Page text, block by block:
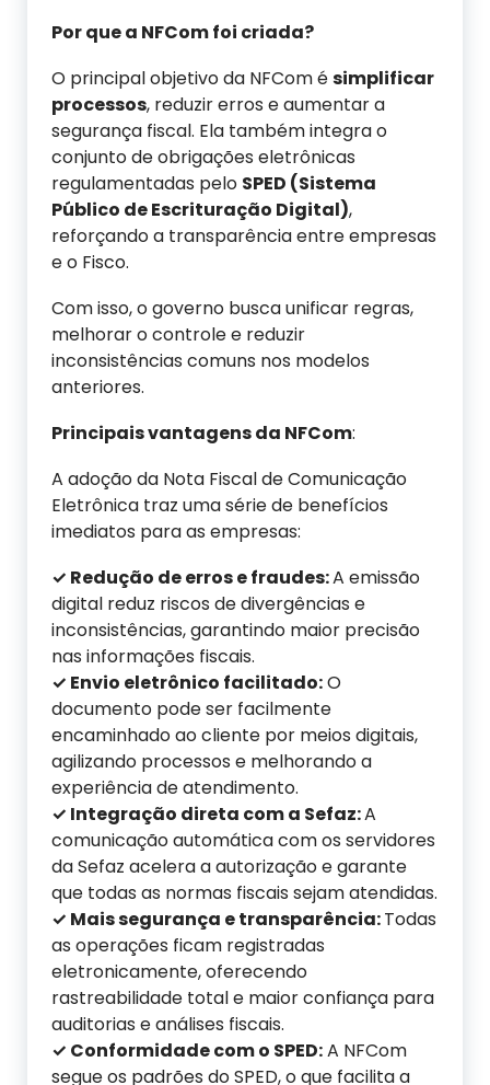
Por que a NFCom foi criada?
O principal objetivo da NFCom ésimplificar
processos, reduzir erros e aumentar a
segurança fiscal. Ela também integra o
conjunto de obrigações eletrônicas
regulamentadas pelo SPED (Sistema
Público de Escrituração Digital),
reforçando a transparência entre empresas
e o Fisco.
Com isso, o governo busca unificar regras,
melhorar o controle e reduzir
inconsistências comuns nos modelos
anteriores.
Principais vantagens da NFCom:
A adoção da Nota Fiscal de Comunicação
Eletrônica traz uma série de benefícios
imediatos para as empresas:
✓ Redução de erros e fraudes:A emissão
digital reduz riscos de divergências e
inconsistências, garantindo maior precisão
nas informações fiscais.
✓ Envio eletrônico facilitado:O
documento pode ser facilmente
encaminhado ao cliente por meios digitais,
agilizando processos e melhorando a
experiência de atendimento.
✓ Integração direta com a Sefaz:A
comunicação automática com os servidores
da Sefaz acelera a autorização e garante
que todas as normas fiscais sejam atendidas.
✓ Mais segurança e transparência:Todas
as operações ficam registradas
eletronicamente, oferecendo
rastreabilidade total e maior confiança para
auditorias e análises fiscais.
✓ Conformidade com o SPED:A NFCom
segue os padrões do SPED, o que facilita a